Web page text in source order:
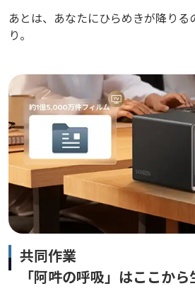
あとは、あなたにひらめきが降り
り。
共同作業
「阿吽の呼吸」はここか